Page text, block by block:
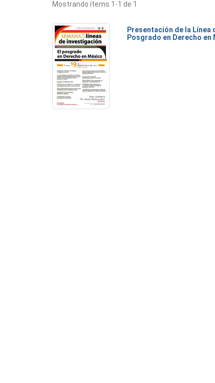
Mostrando ítems 1-1 de 1
Presentación de la Línea
Posgrado en Derecho en